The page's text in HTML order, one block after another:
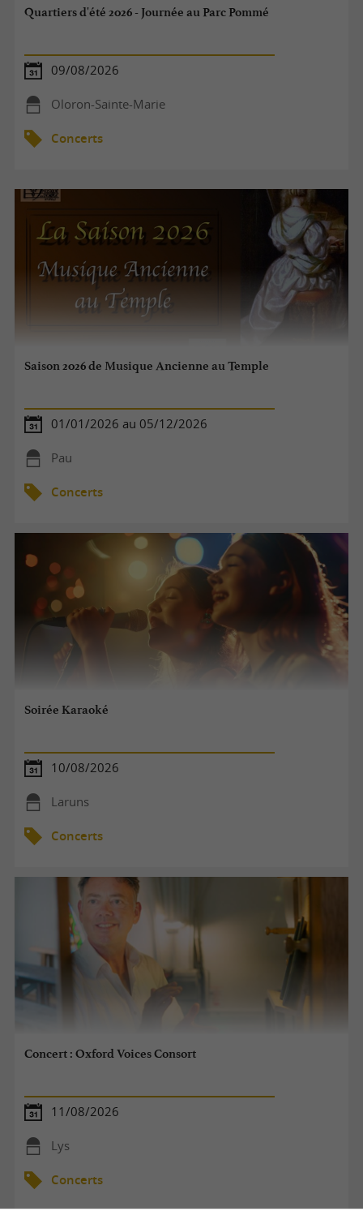
Quartiers d'été 2026 - Journée au Parc Pommé
09/08/2026
Oloron-Sainte-Marie
Concerts
Saison 2026 de Musique Ancienne au Temple
01/01/2026 au 05/12/2026
Pau
Concerts
Soirée Karaoké
10/08/2026
Laruns
Concerts
Concert : Oxford Voices Consort
11/08/2026
Lys
Concerts